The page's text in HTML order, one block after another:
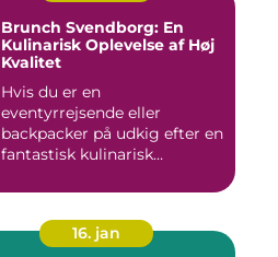
Brunch Svendborg: En
Kulinarisk Oplevelse af Høj
Kvalitet
Hvis du er en
eventyrrejsende eller
backpacker på udkig efter en
fantastisk kulinarisk
16. jan